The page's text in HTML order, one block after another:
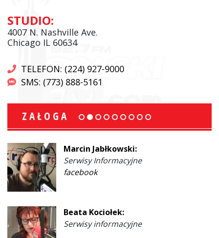
STUDIO:
4007 N. Nashville Ave.
Chicago IL 60634
TELEFON: (224) 927-9000
SMS: (773) 888-5161
ZAŁOGA
Marcin Jabłkowski:
Serwisy Informacyjne
facebook
Beata Kociołek:
Serwisy informacyjne